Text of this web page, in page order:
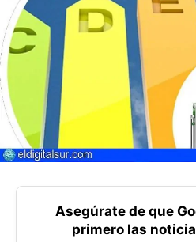
Asegúrate de que
primero las